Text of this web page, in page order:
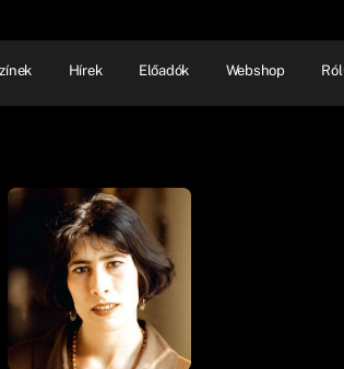
Hírek Előadók Webshop